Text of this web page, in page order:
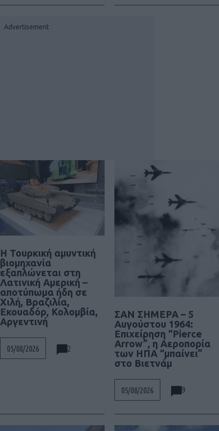
Η Τουρκική αμυντική
βιομηχανία
εξαπλώνεται στη
Λατινική Αμερική –
αποτύπωμα ήδη σε
Χιλή, Βραζιλία,
Εκουαδόρ, Κολομβία,
Αργεντινή
05/08/2026 2
ΣΑΝ ΣΗΜΕΡΑ – 5
Αυγούστου 1964:
Επιχείρηση “Pierce
Arrow”, η Αεροπορία
των ΗΠΑ “μπαίνει”
στο Βιετνάμ
05/08/2026 9